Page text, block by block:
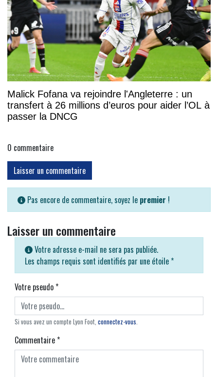
Malick Fofana va rejoindre l'Angleterre : un
transfert à 26 millions d’euros pour aider l’OL à
passer la DNCG
0 commentaire
Laisser un commentaire
Pas encore de commentaire, soyez le premier !
Laisser un commentaire
Votre adresse e-mail ne sera pas publiée.
Les champs requis sont identifiés par une étoile *
Votre pseudo*
Si vous avez un compte Lyon Foot, connectez-vous.
Commentaire*